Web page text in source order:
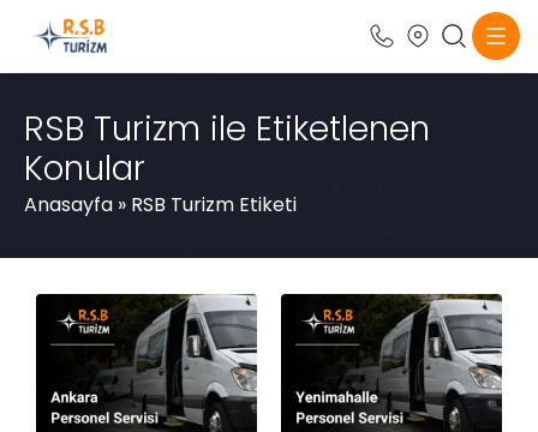
RSB Turizm ile Etiketlenen
Konular
Anasayfa » RSB Turizm Etiketi